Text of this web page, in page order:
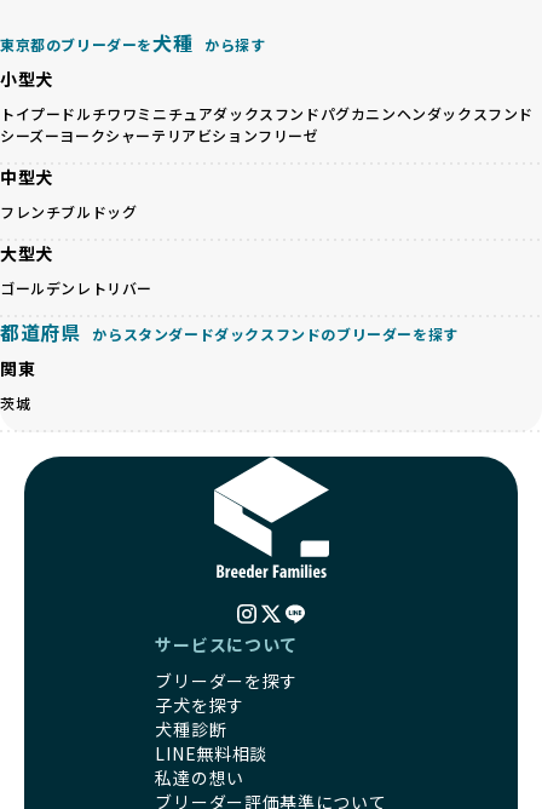
さらに、こうした評価結果は透明性を持って公開されている
ため、どのブリーダーを選んでも安心して子犬をお迎えいた
だけます。
徹底した透明性こそが、BreederFamiliesの大きな特徴で
す。
BreederFamiliesは、ペット業界が抱える命の大量生産・大
量販売、負担の大きい流通構造、劣悪な飼育環境といった課
を促進することで、無駄な命の消費を減らし、命を大切にす
る社会の実現を目指しています。
人へ寄付しています。多くのペット販売業者が、動物福祉へ
の取り組みが不十分であることを理由に寄付を断られる中、
ます。この活動により、保護が必要なワンちゃんの救済や保
BreederFamiliesのこうした取り組みは、目の前の子犬だけ
でなく、すべてのワンちゃんに優しい未来を創るための大き
な一歩です。ユーザーの皆さんがBreederFamiliesを通じて
子犬をお迎えすることで、こうした社会貢献活動を間接的に
支えることができます。
BreederFamiliesに登録されているブリーダーは、子犬が心
身ともに健康に育つための環境づくりに全力を注いでいま
遺伝的なリスクを最小限に抑えた繁殖計画、栄養バランスが
考えられた食事、子犬がのびのびと動ける適度な運動環境、
さらに獣医師と連携した健康管理まで徹底しています。
その結果、BreederFamiliesを通じてお迎えする子犬は、元
気で健康なスタートを切れることが大きな魅力です。
ペットショップやオークションを介さずに直接飼い主に渡す
ことを大切にしています。また、彼らはお迎え先を自身で確
認し、ワンちゃんが安心して暮らせる環境を整えるために直
接の引き渡しを基本とします。
一方で、営利優先ブリーダーは、広範囲に販売するためにペ
を軽視しがちです。
「ペットショップ等を使わない」の詳細はこちら
近年、「小さくて可愛い」「珍しい毛色」という見た目の特
徴が人気を集め、高値で取引されることが多くなっていま
くありません。極小サイズは骨や心臓に負担がかかりやす
く、レアカラーには遺伝疾患のリスクが高まることがありま
す。
営利優先ブリーダーは、このような流行や需要に応じて無理
な繁殖を行いがちです。小柄な母犬を繁殖に多用して体に負
担をかけたり、子犬を小さく見せるために食事を減らすな
ど、健康を犠牲にした管理がされることもあります。このよ
うな方法では、ワンちゃんの免疫力や体力が低下し、飼い主
にとっても将来的な医療費やケアの負担が増える恐れがあり
健康を最優先に考えています。特に小さいワンちゃんやレア
カラーの子犬を販売する場合は、健康リスクを十分に理解
事管理もしっかり行い、成長に必要な栄養を確保するなど、
ワンちゃんの健康を第一にした繁殖を心がけています。
「見た目以上に健康重視」の詳細はこちら
引退犬とは、繁殖期を終えたワンちゃんたちのことを指しま
東京都のブリーダーを犬種 から探す
小型犬
トイプードルチワワミニチュアダックスフンドパグカニンヘンダックスフンド
シーズーヨークシャーテリア ビションフリーゼ
中型犬
フレンチブルドッグ
大型犬
ゴールデンレトリバー
都道府県 からスタンダードダックスフンドのブリーダーを探す
関東
茨城
サービスについて
ブリーダーを探す
子犬を探す
犬種診断
LINE無料相談
私達の想い
ブリーダー評価基準について